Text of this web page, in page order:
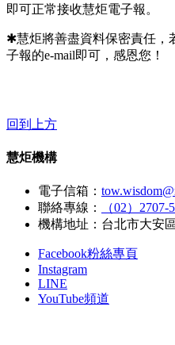
即可正常接收慧炬電子報。
✱慧炬將善盡資料保密責任，
子報的e-mail即可，感恩您！
回到上方
慧炬機構
電子信箱：
聯絡專線：
（02）2707-
機構地址：台北市大安
Facebook粉絲專頁
Instagram
LINE
YouTube頻道